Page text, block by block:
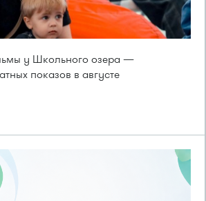
у Школьного озера —
показов в августе